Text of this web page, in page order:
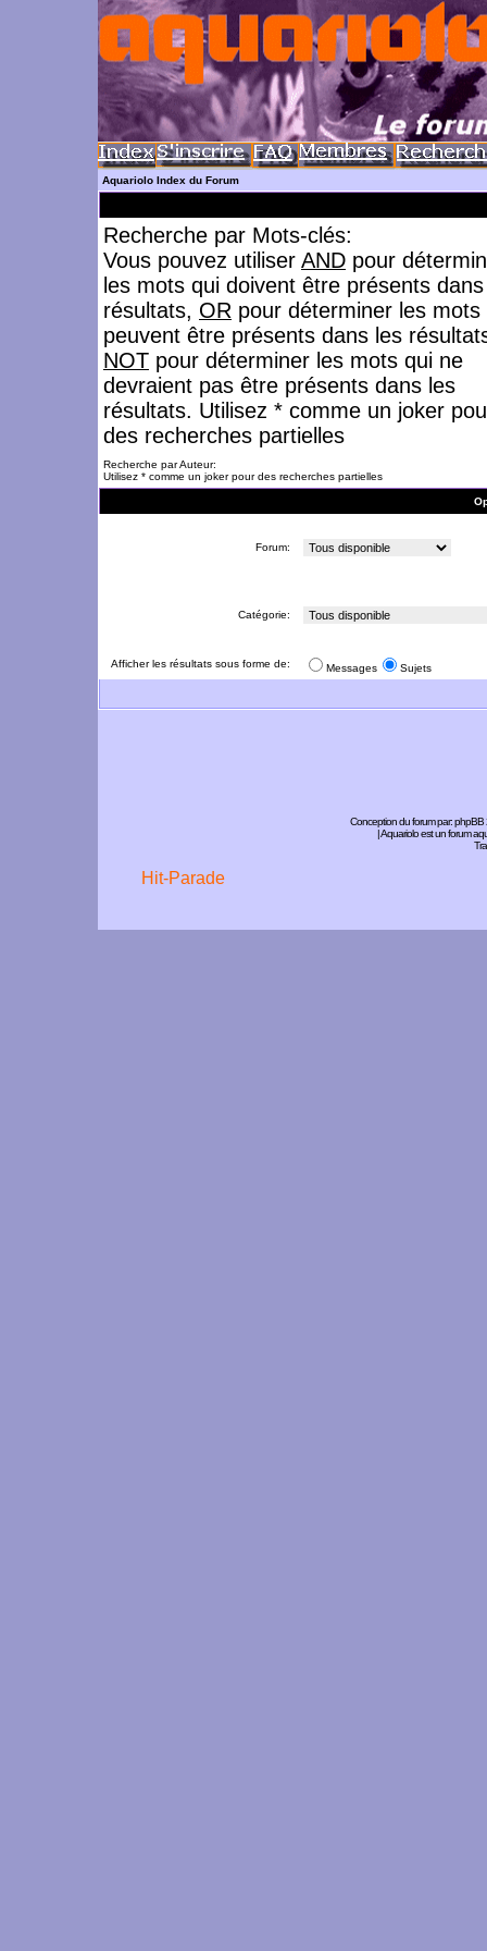
Aquariolo Index du Forum
Recherche par Mots-clés:
Vous pouvez utiliser AND pour
les mots qui doivent être présents
résultats, OR pour déterminer les mots
peuvent être présents dans les
NOT pour déterminer les mots qui ne
devraient pas être présents dans les
résultats. Utilisez * comme un joker
des recherches partielles
Recherche par Auteur:
Utilisez * comme un joker pour des recherches partielles
Forum:
Catégorie:
Afficher les résultats sous forme de: Messages Sujets
Conception du forum par:phpBB
| Aquariolo est un forum